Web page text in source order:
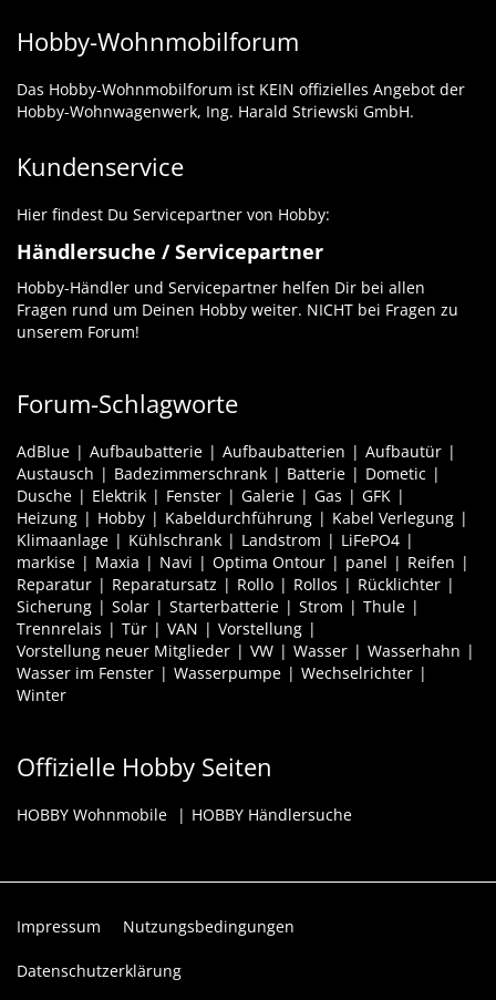
Hobby-Wohnmobilforum
Das Hobby-Wohnmobilforum ist KEIN offizielles Angebot der
Hobby-Wohnwagenwerk, Ing. Harald Striewski GmbH.
Kundenservice
Hier findest Du Servicepartner von Hobby:
Händlersuche / Servicepartner
Hobby-Händler und Servicepartner helfen Dir bei allen
Fragen rund um Deinen Hobby weiter. NICHT bei Fragen zu
unserem Forum!
Forum-Schlagworte
AdBlue Aufbaubatterie Aufbaubatterien
Aufbautür
Austausch
Badezimmerschrank Batterie
Dometic
Dusche
Elektrik Fenster Galerie Gas
GFK
Heizung
Hobby Kabeldurchführung
Kabel Verlegung
Klimaanlage
Kühlschrank Landstrom
LiFePO4
markise
Maxia Navi Optima Ontour panel
Reifen
Reparatur
Reparatursatz Rollo Rollos
Rücklichter
Sicherung
Solar Starterbatterie Strom
Thule
Trennrelais
Tür VAN
Vorstellung
Vorstellung neuer Mitglieder
VW Wasser
Wasserhahn
Wasser im Fenster
Wasserpumpe
Wechselrichter
Winter
Offizielle Hobby Seiten
HOBBY Wohnmobile HOBBY Händlersuche
Impressum Nutzungsbedingungen
Datenschutzerklärung